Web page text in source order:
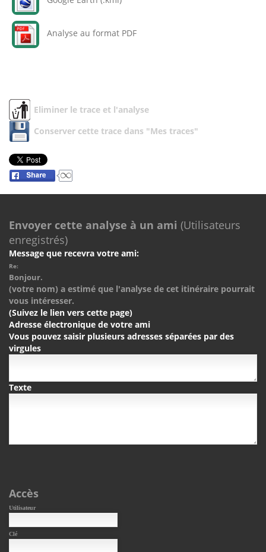
Analyse au format PDF
Eliminer le trace et l'analyse
Conserver cette trace dans "Mes traces"
Envoyer cette analyse à un ami (Utilisateurs
enregistrés)
Message que recevra votre ami:
Re:
Bonjour.
(votre nom) a estimé que l'analyse de cet itinéraire pourrait
vous intéresser.
(Suivez le lien vers cette page)
Adresse électronique de votre ami
Vous pouvez saisir plusieurs adresses séparées par des
virgules
Texte
Accès
Utilisateur
Clé